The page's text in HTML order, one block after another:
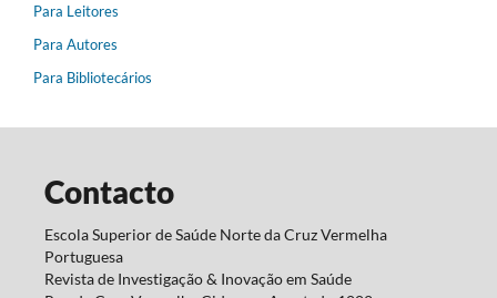
Para Leitores
Para Autores
Para Bibliotecários
Contacto
Escola Superior de Saúde Norte da Cruz Vermelha
Portuguesa
Revista de Investigação & Inovação em Saúde